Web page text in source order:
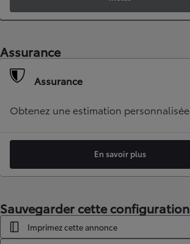
Assurance
Assurance
Obtenez une estimation personnalisée
En savoir plus
Sauvegarder cette configuration
Imprimez cette annonce